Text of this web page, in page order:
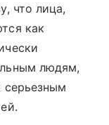
что лица,
как
людям,
серьезным